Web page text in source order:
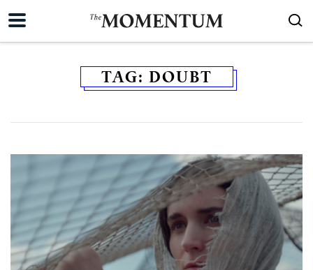
TAG: DOUBT